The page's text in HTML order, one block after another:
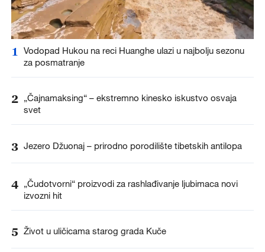
1
Vodopad Hukou na reci Huanghe ulazi u najbolju sezonu
za posmatranje
2 „Čajnamaksing“ – ekstremno kinesko iskustvo osvaja
svet
3 Jezero Džuonaj – prirodno porodilište tibetskih antilopa
4 „Čudotvorni“ proizvodi za rashlađivanje ljubimaca novi
izvozni hit
5 Život u uličicama starog grada Kuče